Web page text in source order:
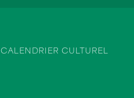
CALENDRIER CULTUREL